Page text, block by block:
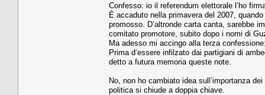
Confesso: io il referendum elettorale l’ho
È accaduto nella primavera del 2007,
promosso. D’altronde carta canta, sarebbe
comitato promotore, subito dopo i nomi di
Ma adesso mi accingo alla terza
Prima d’essere infilzato dai partigiani di
detto a futura memoria queste note.
No, non ho cambiato idea sull’importanza
politica si chiude a doppia chiave.